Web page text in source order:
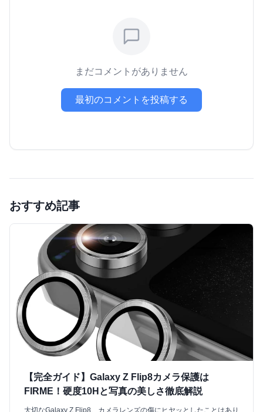
まだコメントがありません
最初のコメントを投稿する
おすすめ記事
【完全ガイド】Galaxy Z Flip8カメラ保護は
FIRME！硬度10Hと写真の美しさ徹底解説
大切なGalaxy Z Flip8、カメラレンズの傷にヒヤッとしたことはあり